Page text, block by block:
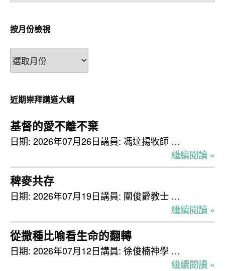
按月份檢視
按
月
檢
視
近期崇拜講道大綱
基督的愛不離不棄
日期: 2026年07月26日講員: 馮達揚牧師 …
繼續閱讀 »
稗麥共存
日期: 2026年07月19日講員: 關俊爵教士 …
繼續閱讀 »
從撒種比喻看生命的翻轉
日期: 2026年07月12日講員: 徐俊楠神學 …
繼續閱讀 »